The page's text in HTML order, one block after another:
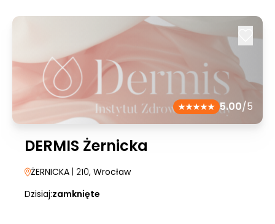
5.00/5
DERMIS Żernicka
ŻERNICKA | 210, Wrocław
Dzisiaj:zamknięte